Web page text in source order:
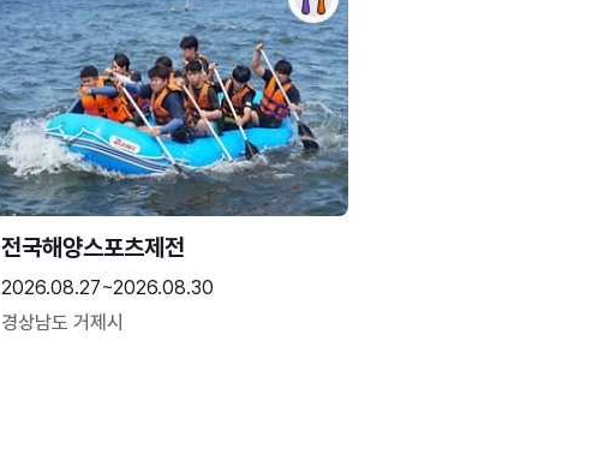
전국해양스포츠제전
2026.08.27~2026.08.30
경상남도 거제시